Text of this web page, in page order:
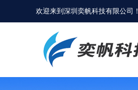
欢迎来到深圳奕帆科技有限公司 ！